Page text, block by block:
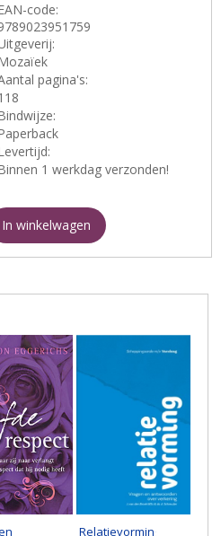
code:
pagina's:
1 werkdag verzonden!
In winkelwagen
Relatievorming